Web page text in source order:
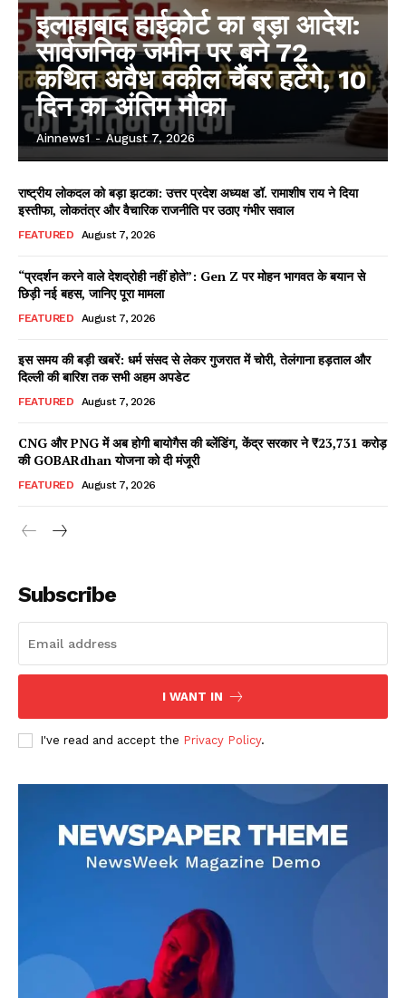
Facebook
X WhatsApp
Share
Read Latest News on AIN
NEWS 1 App
AIN NEWS 1
Contact Us
इलाहाबाद हाईकोर्ट का बड़ा आदेश:
सार्वजनिक जमीन पर बने 72
कथित अवैध वकील चैंबर हटेंगे, 10
दिन का अंतिम मौका
Ainnews1 - August 7, 2026
राष्ट्रीय लोकदल को बड़ा झटका: उत्तर प्रदेश अध्यक्ष डॉ. रामाशीष राय ने दिया
इस्तीफा, लोकतंत्र और वैचारिक राजनीति पर उठाए गंभीर सवाल
FEATURED August 7, 2026
“प्रदर्शन करने वाले देशद्रोही नहीं होते”: Gen Z पर मोहन भागवत के बयान से
छिड़ी नई बहस, जानिए पूरा मामला
FEATURED August 7, 2026
इस समय की बड़ी खबरें: धर्म संसद से लेकर गुजरात में चोरी, तेलंगाना हड़ताल और
दिल्ली की बारिश तक सभी अहम अपडेट
FEATURED August 7, 2026
CNG और PNG में अब होगी बायोगैस की ब्लेंडिंग, केंद्र सरकार ने ₹23,731 करोड़
की GOBARdhan योजना को दी मंजूरी
FEATURED August 7, 2026
Subscribe
I WANT IN
I've read and accept the Privacy Policy.